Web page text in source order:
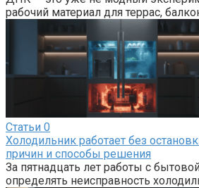
рабочий материал для террас,
Статьи 0
Холодильник работает без
причин и способы решения
За пятнадцать лет работы с
определять неисправность